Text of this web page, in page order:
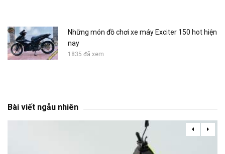
Những món đồ chơi xe máy Exciter 150 hot hiện
nay
1835 đã xem
Bài viết ngẫu nhiên